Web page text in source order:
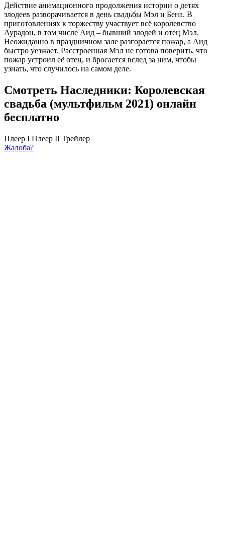
Действие анимационного продолжения истории о детях
злодеев разворачивается в день свадьбы Мэл и Бена. В
приготовлениях к торжеству участвует всё королевство
Аурадон, в том числе Аид – бывший злодей и отец Мэл.
Неожиданно в праздничном зале разгорается пожар, а Аид
быстро уезжает. Расстроенная Мэл не готова поверить, что
пожар устроил её отец, и бросается вслед за ним, чтобы
узнать, что случилось на самом деле.
Смотреть Наследники: Королевская
свадьба (мультфильм 2021) онлайн
бесплатно
Плеер I Плеер II Трейлер
Жалоба?